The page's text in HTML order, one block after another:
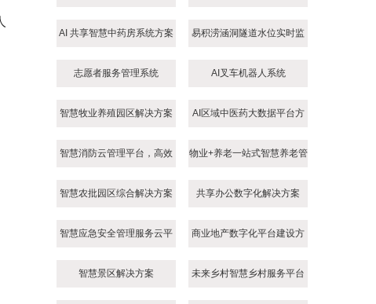
AI 共享智慧中药房系统方案 易积涝涵洞隧道水位实时监
志愿者服务管理系统
AI叉车机器人系统
智慧牧业养殖园区解决方案 AI区域中医药大数据平台方
智慧消防云管理平台，高效
物业+养老一站式智慧养老管
智慧农批园区综合解决方案
共享办公数字化解决方案
智慧应急安全管理服务云平 商业地产数字化平台建设方
智慧景区解决方案
未来乡村智慧乡村服务平台